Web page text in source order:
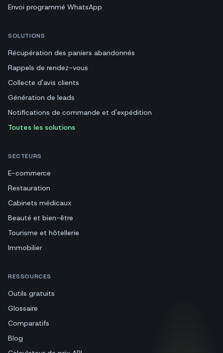
Envoi programmé WhatsApp
SOLUTIONS
Récupération des paniers abandonnés
Rappels de rendez-vous
Collecte d'avis clients
Génération de leads
Notifications de commande et d'expédition
Toutes les solutions
SECTEURS
E-commerce
Restauration
Cabinets médicaux
Beauté et bien-être
Tourisme et hôtellerie
Immobilier
RESSOURCES
Outils gratuits
Glossaire
Comparatifs
Blog